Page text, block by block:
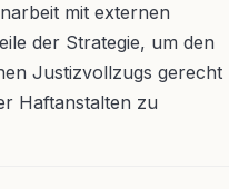
mit externen
der Strategie, um den
Justizvollzugs gerecht
Haftanstalten zu